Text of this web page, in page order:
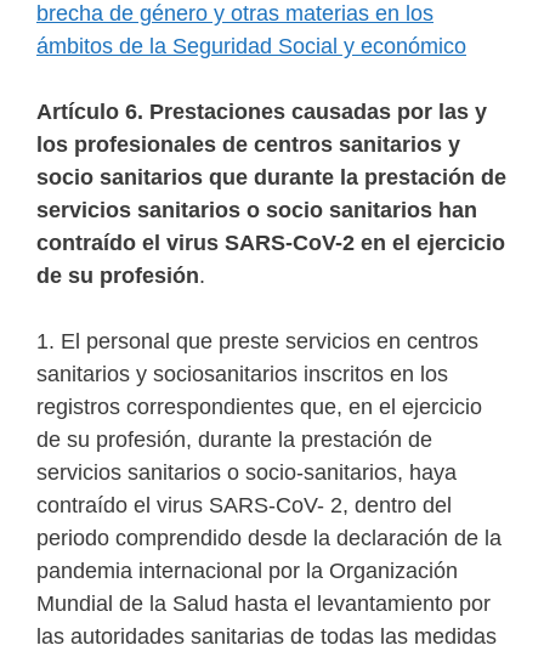
brecha de género y otras materias en los
ámbitos de la Seguridad Social y económico
Artículo 6. Prestaciones causadas por las y
los profesionales de centros sanitarios y
socio sanitarios que durante la prestación de
servicios sanitarios o socio sanitarios han
contraído el virus SARS-CoV-2 en el ejercicio
de su profesión.
1. El personal que preste servicios en centros
sanitarios y sociosanitarios inscritos en los
registros correspondientes que, en el ejercicio
de su profesión, durante la prestación de
servicios sanitarios o socio-sanitarios, haya
contraído el virus SARS-CoV- 2, dentro del
periodo comprendido desde la declaración de la
pandemia internacional por la Organización
Mundial de la Salud hasta el levantamiento por
las autoridades sanitarias de todas las medidas